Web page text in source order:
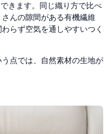
きます。同じ織り方で比べ
んの隙間がある有機繊維
らず空気を通しやすいつく
点では、自然素材の生地が